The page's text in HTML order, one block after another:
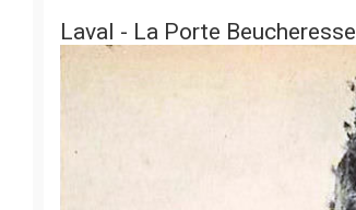
Laval - La Porte Beucheresse